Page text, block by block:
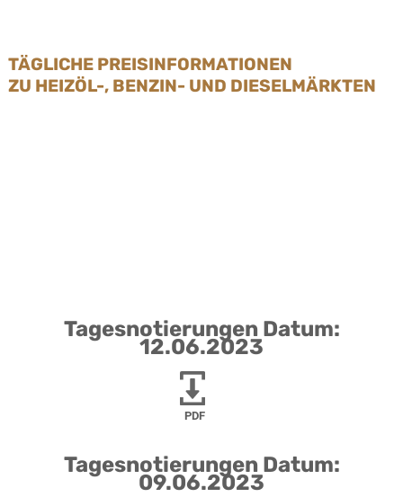
TÄGLICHE PREISINFORMATIONEN
ZU HEIZÖL-, BENZIN- UND DIESELMÄRKTEN
Tagesnotierungen Datum:
12.06.2023
PDF
Tagesnotierungen Datum:
09.06.2023